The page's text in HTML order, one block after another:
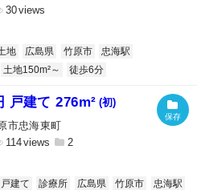
30
地 広島県 竹原市
忠海駅
土地150m²～ 徒歩6分
戸建て 276m² (初)
市忠海東町
114 2
戸建て 診療所 広島県 竹原市
忠海駅